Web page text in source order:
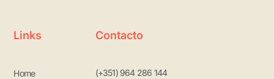
Links
Home
Contacto
(+351) 964 286 144